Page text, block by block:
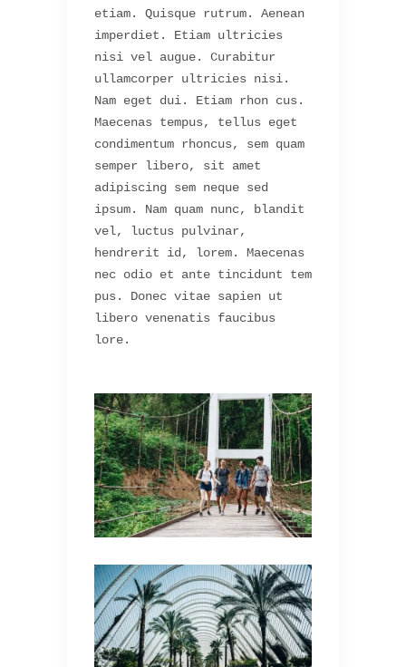
etiam. Quisque rutrum. Aenean
imperdiet. Etiam ultricies
nisi vel augue. Curabitur
ullamcorper ultricies nisi.
Nam eget dui. Etiam rhon cus.
Maecenas tempus, tellus eget
condimentum rhoncus, sem quam
semper libero, sit amet
adipiscing sem neque sed
ipsum. Nam quam nunc, blandit
vel, luctus pulvinar,
hendrerit id, lorem. Maecenas
nec odio et ante tincidunt tem
pus. Donec vitae sapien ut
libero venenatis faucibus
lore.